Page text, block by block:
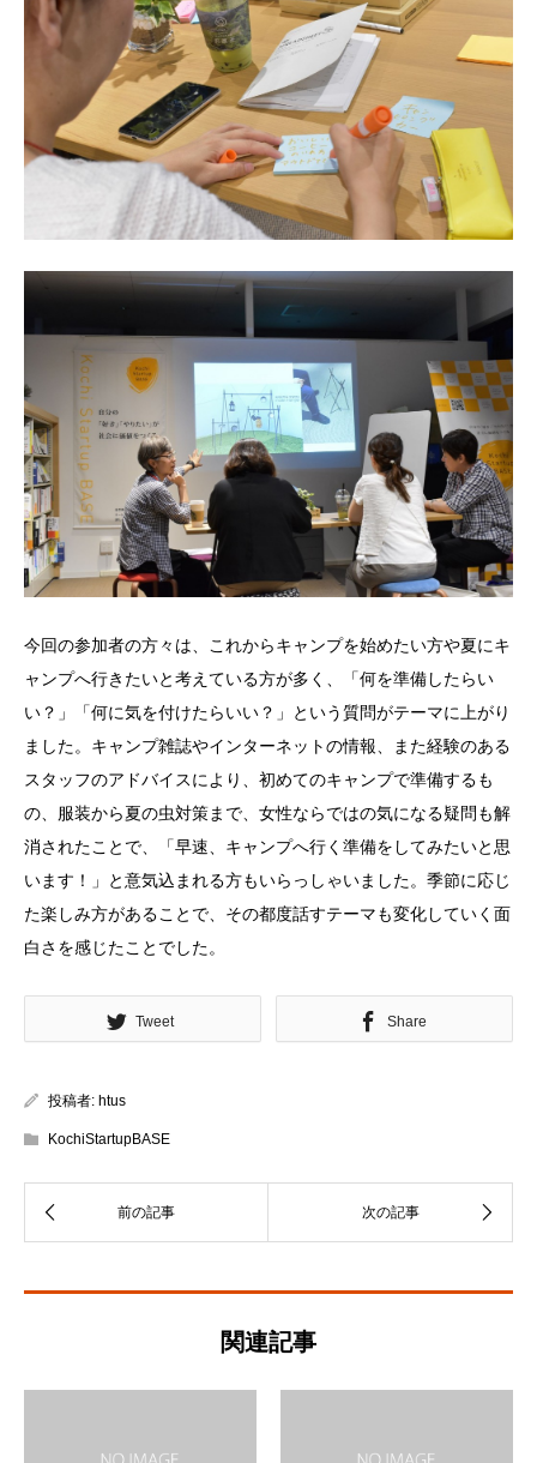
今回の参加者の方々は、これからキャンプを始めたい方や夏にキ
ャンプへ行きたいと考えている方が多く、「何を準備したらい
い？」「何に気を付けたらいい？」という質問がテーマに上がり
ました。キャンプ雑誌やインターネットの情報、また経験のある
スタッフのアドバイスにより、初めてのキャンプで準備するも
の、服装から夏の虫対策まで、女性ならではの気になる疑問も解
消されたことで、「早速、キャンプへ行く準備をしてみたいと思
います！」と意気込まれる方もいらっしゃいました。季節に応じ
た楽しみ方があることで、その都度話すテーマも変化していく面
白さを感じたことでした。
Tweet Share
投稿者: htus
KochiStartupBASE
関連記事